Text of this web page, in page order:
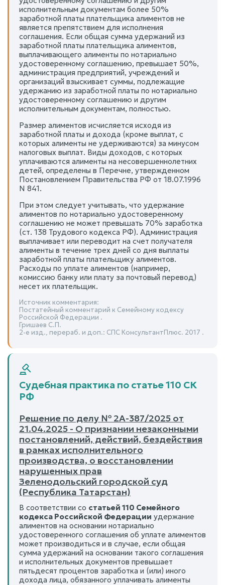
исполнительным документам более 50%
заработной платы плательщика алиментов не
является препятствием для исполнения
соглашения. Если общая сумма удержаний из
заработной платы плательщика алиментов,
выплачивающего алименты по нотариально
удостоверенному соглашению, превышает 50%,
администрация предприятий, учреждений и
организаций взыскивает суммы, подлежащие
удержанию из заработной платы по нотариально
удостоверенному соглашению и другим
исполнительным документам, полностью.
Размер алиментов исчисляется исходя из
заработной платы и дохода (кроме выплат, с
которых алименты не удерживаются) за минусом
налоговых выплат. Виды доходов, с которых
уплачиваются алименты на несовершеннолетних
детей, определены в Перечне, утвержденном
Постановлением Правительства РФ от 18.07.1996
N 841.
При этом следует учитывать, что удержание
алиментов по нотариально удостоверенному
соглашению не может превышать 70% заработка
(ст. 138 Трудового кодекса РФ). Администрация
выплачивает или переводит на счет получателя
алименты в течение трех дней со дня выплаты
заработной платы плательщику алиментов.
Расходы по уплате алиментов (например,
комиссию банку или плату за почтовый перевод)
несет их плательщик.
Источник комментария:
Постатейный комментарий к Семейному кодексу
Российской Федерации .
Гришаев С.П.
2-е изд., перераб. и доп.: СПС КонсультантПлюс. 2017 .
Судебная практика по статье 110 СК
РФ
Решение по делу № 2А-387/2025 от
21.04.2025 - О признании незаконными
постановлений, действий, бездействия
в рамках исполнительного
производства, о восстановлении
нарушенных прав
Зеленодольский городской суд
(Республика Татарстан)
В соответствии со статьей 110 Семейного
кодекса Российской Федерации удержание
алиментов на основании нотариально
удостоверенного соглашения об уплате алиментов
может производиться и в случае, если общая
сумма удержаний на основании такого соглашения
и исполнительных документов превышает
пятьдесят процентов заработка и (или) иного
дохода лица, обязанного уплачивать алименты